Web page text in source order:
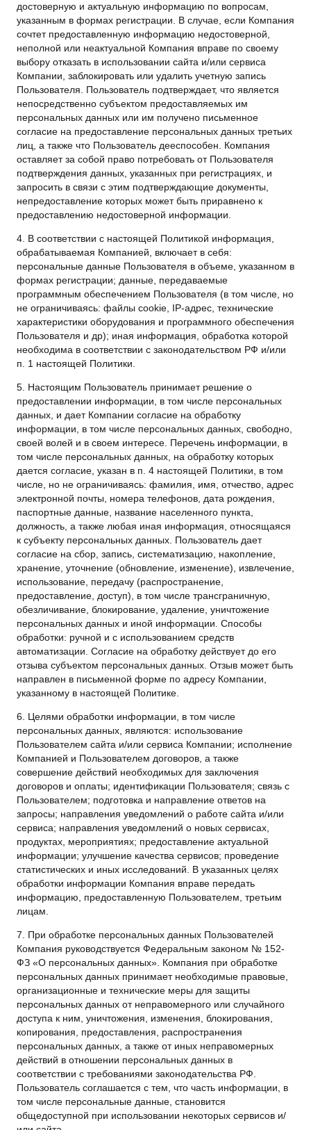
достоверную и актуальную информацию по вопросам,
указанным в формах регистрации. В случае, если Компания
сочтет предоставленную информацию недостоверной,
неполной или неактуальной Компания вправе по своему
выбору отказать в использовании сайта и/или сервиса
Компании, заблокировать или удалить учетную запись
Пользователя. Пользователь подтверждает, что является
непосредственно субъектом предоставляемых им
персональных данных или им получено письменное
согласие на предоставление персональных данных третьих
лиц, а также что Пользователь дееспособен. Компания
оставляет за собой право потребовать от Пользователя
подтверждения данных, указанных при регистрациях, и
запросить в связи с этим подтверждающие документы,
непредоставление которых может быть приравнено к
предоставлению недостоверной информации.
4. В соответствии с настоящей Политикой информация,
обрабатываемая Компанией, включает в себя:
персональные данные Пользователя в объеме, указанном в
формах регистрации; данные, передаваемые
программным обеспечением Пользователя (в том числе, но
не ограничиваясь: файлы cookie, IP-адрес, технические
характеристики оборудования и программного обеспечения
Пользователя и др); иная информация, обработка которой
необходима в соответствии с законодательством РФ и/или
п. 1 настоящей Политики.
5. Настоящим Пользователь принимает решение о
предоставлении информации, в том числе персональных
данных, и дает Компании согласие на обработку
информации, в том числе персональных данных, свободно,
своей волей и в своем интересе. Перечень информации, в
том числе персональных данных, на обработку которых
дается согласие, указан в п. 4 настоящей Политики, в том
числе, но не ограничиваясь: фамилия, имя, отчество, адрес
электронной почты, номера телефонов, дата рождения,
паспортные данные, название населенного пункта,
должность, а также любая иная информация, относящаяся
к субъекту персональных данных. Пользователь дает
согласие на сбор, запись, систематизацию, накопление,
хранение, уточнение (обновление, изменение), извлечение,
использование, передачу (распространение,
предоставление, доступ), в том числе трансграничную,
обезличивание, блокирование, удаление, уничтожение
персональных данных и иной информации. Способы
обработки: ручной и с использованием средств
автоматизации. Согласие на обработку действует до его
отзыва субъектом персональных данных. Отзыв может быть
направлен в письменной форме по адресу Компании,
указанному в настоящей Политике.
6. Целями обработки информации, в том числе
персональных данных, являются: использование
Пользователем сайта и/или сервиса Компании; исполнение
Компанией и Пользователем договоров, а также
совершение действий необходимых для заключения
договоров и оплаты; идентификации Пользователя; связь с
Пользователем; подготовка и направление ответов на
запросы; направления уведомлений о работе сайта и/или
сервиса; направления уведомлений о новых сервисах,
продуктах, мероприятиях; предоставление актуальной
информации; улучшение качества сервисов; проведение
статистических и иных исследований. В указанных целях
обработки информации Компания вправе передать
информацию, предоставленную Пользователем, третьим
лицам.
7. При обработке персональных данных Пользователей
Компания руководствуется Федеральным законом № 152-
ФЗ «О персональных данных». Компания при обработке
персональных данных принимает необходимые правовые,
организационные и технические меры для защиты
персональных данных от неправомерного или случайного
доступа к ним, уничтожения, изменения, блокирования,
копирования, предоставления, распространения
персональных данных, а также от иных неправомерных
действий в отношении персональных данных в
соответствии с требованиями законодательства РФ.
Пользователь соглашается с тем, что часть информации, в
том числе персональные данные, становится
общедоступной при использовании некоторых сервисов и/